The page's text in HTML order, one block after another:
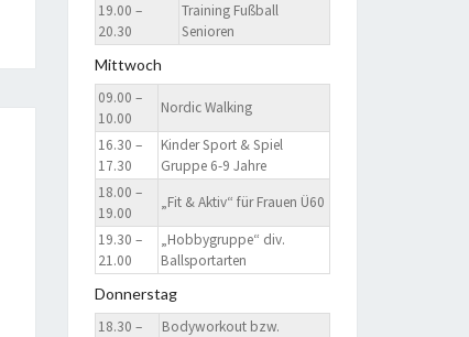
19.00 –
20.30
Training Fußball
Senioren
Mittwoch
09.00 –
10.00
Nordic Walking
16.30 –
17.30
Kinder Sport & Spiel
Gruppe 6-9 Jahre
18.00 –
19.00
„Fit & Aktiv“ für Frauen Ü60
19.30 –
21.00
„Hobbygruppe“ div.
Ballsportarten
Donnerstag
18.30 –
Bodyworkout bzw.